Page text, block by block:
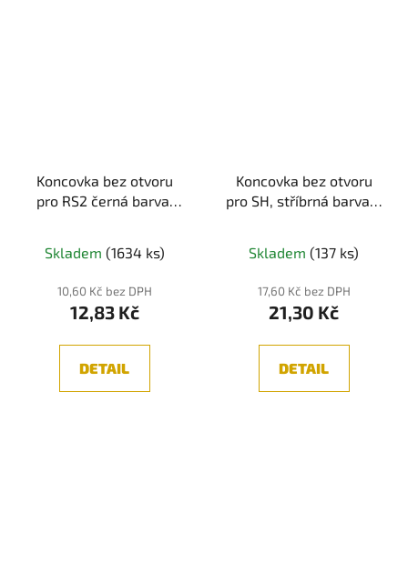
Koncovka bez otvoru
pro RS2 černá barva,
Skladem (1634 ks)
10,60 Kč bez DPH
12,83 Kč
DETAIL
Koncovka bez otvoru
pro SH, stříbrná barva, 1
Skladem (137 ks)
17,60 Kč bez DPH
21,30 Kč
DETAIL